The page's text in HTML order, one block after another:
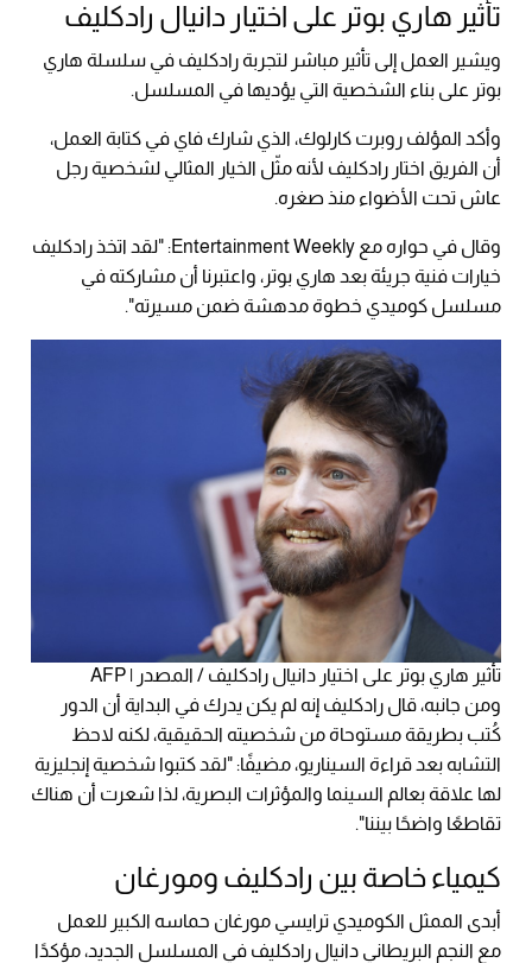
تأثير هاري بوتر على اختيار دانيال رادكليف
ويشير العمل إلى تأثير مباشر لتجربة رادكليف في سلسلة هاري
بوتر على بناء الشخصية التي يؤديها في المسلسل.
وأكد المؤلف روبرت كارلوك، الذي شارك فاي في كتابة العمل،
أن الفريق اختار رادكليف لأنه مثّل الخيار المثالي لشخصية رجل
عاش تحت الأضواء منذ صغره.
وقال في حواره مع Entertainment Weekly: "لقد اتخذ رادكليف
خيارات فنية جريئة بعد هاري بوتر، واعتبرنا أن مشاركته في
مسلسل كوميدي خطوة مدهشة ضمن مسيرته".
تأثير هاري بوتر على اختيار دانيال رادكليف / المصدر | AFP
ومن جانبه، قال رادكليف إنه لم يكن يدرك في البداية أن الدور
كُتب بطريقة مستوحاة من شخصيته الحقيقية، لكنه لاحظ
التشابه بعد قراءة السيناريو، مضيفًا: "لقد كتبوا شخصية إنجليزية
لها علاقة بعالم السينما والمؤثرات البصرية، لذا شعرت أن هناك
تقاطعًا واضحًا بيننا".
كيمياء خاصة بين رادكليف ومورغان
أبدى الممثل الكوميدي ترايسي مورغان حماسه الكبير للعمل
مع النجم البريطاني دانيال رادكليف في المسلسل الجديد، مؤكدًا